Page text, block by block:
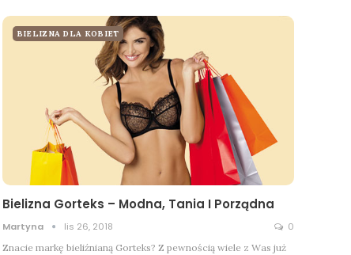
BIELIZNA DLA KOBIET
Bielizna Gorteks – Modna, Tania I Porządna
Martyna lis 26, 2018 0
Znacie markę bieliźnianą Gorteks? Z pewnością wiele z Was już